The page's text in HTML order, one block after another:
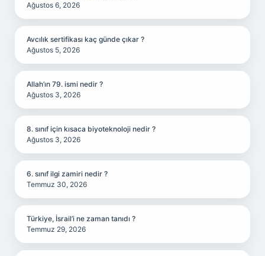
Ağustos 6, 2026
Avcılık sertifikası kaç günde çıkar ?
Ağustos 5, 2026
Allah’ın 79. ismi nedir ?
Ağustos 3, 2026
8. sınıf için kısaca biyoteknoloji nedir ?
Ağustos 3, 2026
6. sınıf ilgi zamiri nedir ?
Temmuz 30, 2026
Türkiye, İsrail’i ne zaman tanıdı ?
Temmuz 29, 2026